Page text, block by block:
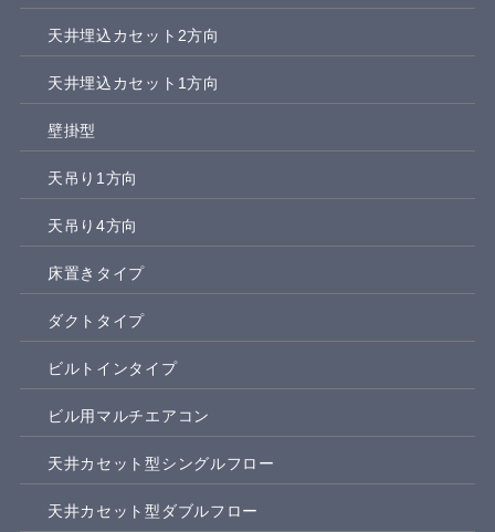
天井埋込カセット2方向
天井埋込カセット1方向
壁掛型
天吊り1方向
天吊り4方向
床置きタイプ
ダクトタイプ
ビルトインタイプ
ビル用マルチエアコン
天井カセット型シングルフロー
天井カセット型ダブルフロー